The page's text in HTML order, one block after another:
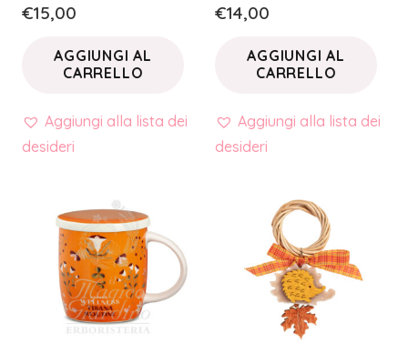
€15,00
AGGIUNGI AL
CARRELLO
Aggiungi alla lista dei
desideri
€14,00
AGGIUNGI AL
CARRELLO
Aggiungi alla lista dei
desideri